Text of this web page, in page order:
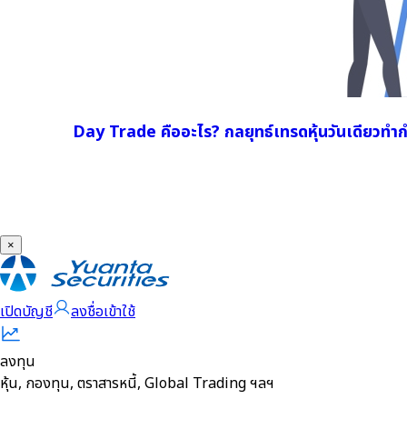
Day Trade คืออะไร? กลยุทธ์เทรดหุ้นวันเดียวทำ
×
เปิดบัญชี ลงชื่อเข้าใช้
ลงทุน
หุ้น, กองทุน, ตราสารหนี้, Global Trading ฯลฯ